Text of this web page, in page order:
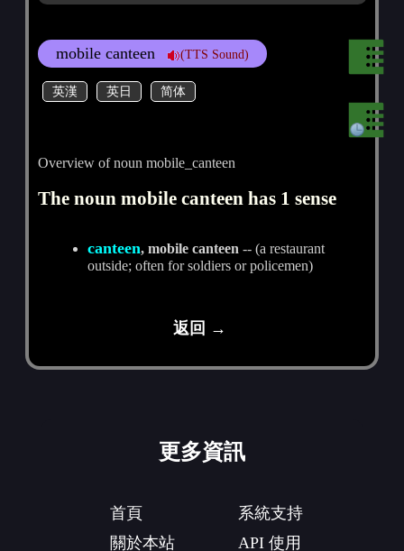
mobile canteen (TTS Sound)
英漢 英日 简体
Overview of noun mobile_canteen
The noun mobile canteen has 1 sense
canteen, mobile canteen -- (a restaurant
outside; often for soldiers or policemen)
返回 →
更多資訊
首頁
關於本站
系統支持
API 使用